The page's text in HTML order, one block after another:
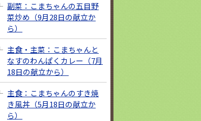
副菜：こまちゃんの五目野
菜炒め（9月28日の献立か
ら）
主食・主菜：こまちゃんと
なすのわんぱくカレー（7月
18日の献立から）
主食：こまちゃんのすき焼
き風丼（5月18日の献立か
ら）